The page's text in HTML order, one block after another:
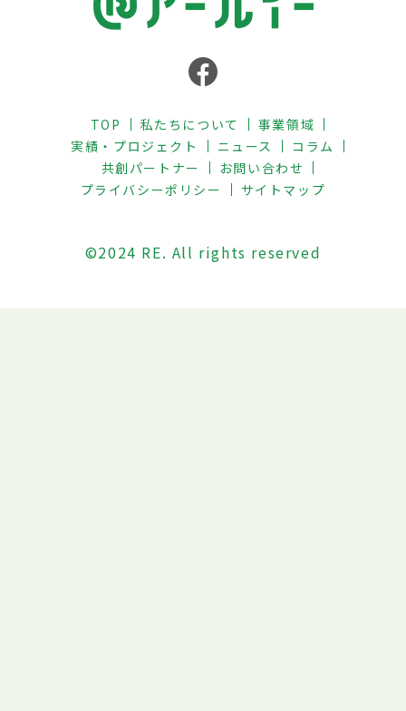
TOP 私たちについて
事業領域
実績・プロジェクト
ニュース
コラム
共創パートナー
お問い合わせ
プライバシーポリシー
サイトマップ
©2024 RE. All rights reserved